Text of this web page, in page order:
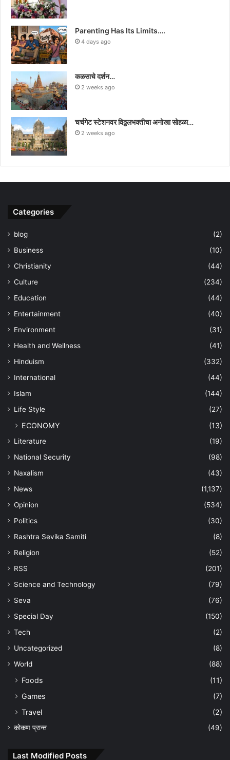
Parenting Has Its Limits….
4 days ago
कळसाचे दर्शन…
2 weeks ago
चर्चगेट स्टेशनवर विठ्ठलभक्तीचा अनोखा सोहळा…
2 weeks ago
Categories
blog
(2)
Business
(10)
Christianity
(44)
Culture
(234)
Education
(44)
Entertainment
(40)
Environment
(31)
Health and Wellness
(41)
Hinduism
(332)
International
(44)
Islam
(144)
Life Style
(27)
ECONOMY (13)
Literature
(19)
National Security
(98)
Naxalism
(43)
News
(1,137)
Opinion
(534)
Politics
(30)
Rashtra Sevika Samiti
(8)
Religion
(52)
RSS
(201)
Science and Technology
(79)
Seva
(76)
Special Day
(150)
Tech
(2)
Uncategorized
(8)
World
(88)
Foods
(11)
Games
(7)
Travel
(2)
कोकण प्रान्त (49)
Last Modified Posts